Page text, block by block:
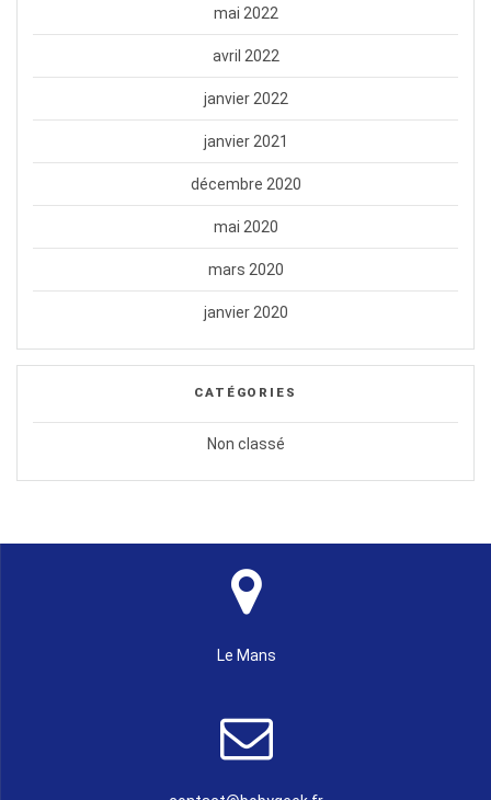
mai 2022
avril 2022
janvier 2022
janvier 2021
décembre 2020
mai 2020
mars 2020
janvier 2020
CATÉGORIES
Non classé
Le Mans